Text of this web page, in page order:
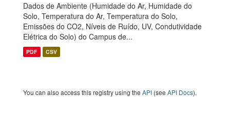
Dados de Ambiente (Humidade do Ar, Humidade do
Solo, Temperatura do Ar, Temperatura do Solo,
Emissões do CO2, Níveis de Ruído, UV, Condutividade
Elétrica do Solo) do Campus de...
PDF CSV
You can also access this registry using the API (see API Docs).